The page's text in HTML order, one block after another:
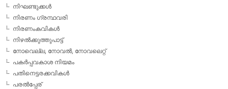
നിഘണ്ടുക്കള്‍
നിരണം ഗ്രന്ഥവരി
നിരണംകവികള്‍
നിഴല്‍ക്കുത്തുപാട്ട്
നോവെല്ല, നോവല്‍, നോവലെറ്റ്
പകര്‍പ്പവകാശ നിയമം
പതിനെട്ടരക്കവികള്‍
പരല്‍പ്പേര്